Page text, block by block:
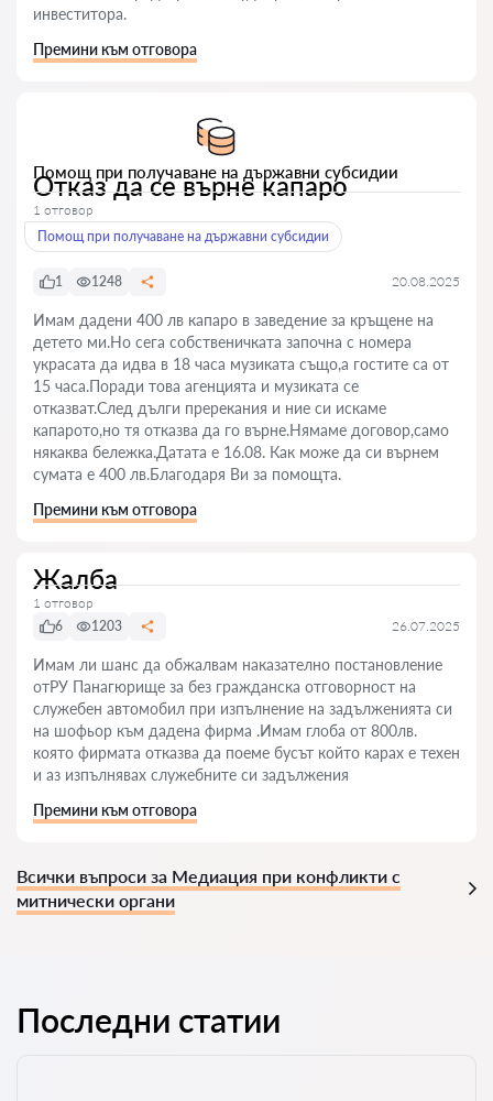
инвеститора.
Премини към отговора
Помощ при получаване на държавни субсидии
Отказ да се върне капаро
1 отговор
Помощ при получаване на държавни субсидии
1 1248 20.08.2025
Имам дадени 400 лв капаро в заведение за кръщене на
детето ми.Но сега собственичката започна с номера
украсата да идва в 18 часа музиката също,а гостите са от
15 часа.Поради това агенцията и музиката се
отказват.След дълги пререкания и ние си искаме
капарото,но тя отказва да го върне.Нямаме договор,само
някаква бележка.Датата е 16.08. Как може да си върнем
сумата е 400 лв.Благодаря Ви за помощта.
Премини към отговора
Жалба
1 отговор
6
1203 26.07.2025
Имам ли шанс да обжалвам наказателно постановление
отРУ Панагюрище за без гражданска отговорност на
служебен автомобил при изпълнение на задълженията си
на шофьор към дадена фирма .Имам глоба от 800лв.
която фирмата отказва да поеме бусът който карах е техен
и аз изпълнявах служебните си задължения
Премини към отговора
Всички въпроси за Медиация при конфликти с
митнически органи
Последни статии